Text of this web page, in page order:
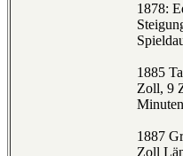
1878:
1885
Zoll, 9
Minuten
1887
Zoll